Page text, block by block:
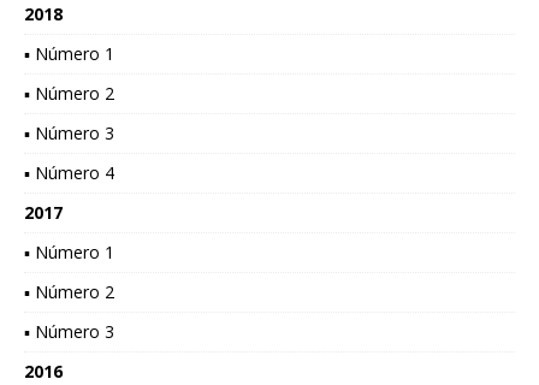
2018
▪ Número 1
▪ Número 2
▪ Número 3
▪ Número 4
2017
▪ Número 1
▪ Número 2
▪ Número 3
2016